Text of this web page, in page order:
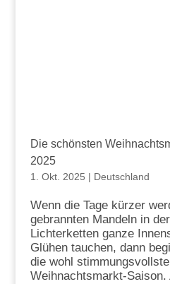
Die schönsten
2025
1. Okt. 2025 | Deutschland
Wenn die Tage kürzer
gebrannten Mandeln in
Lichterketten ganze
Glühen tauchen, dann
die wohl
Weihnachtsmarkt-Saison.